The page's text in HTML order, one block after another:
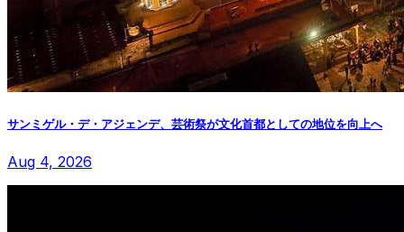
サンミゲル・デ・アジェンデ、芸術祭が文化首都としての地位を向上へ
Aug 4, 2026